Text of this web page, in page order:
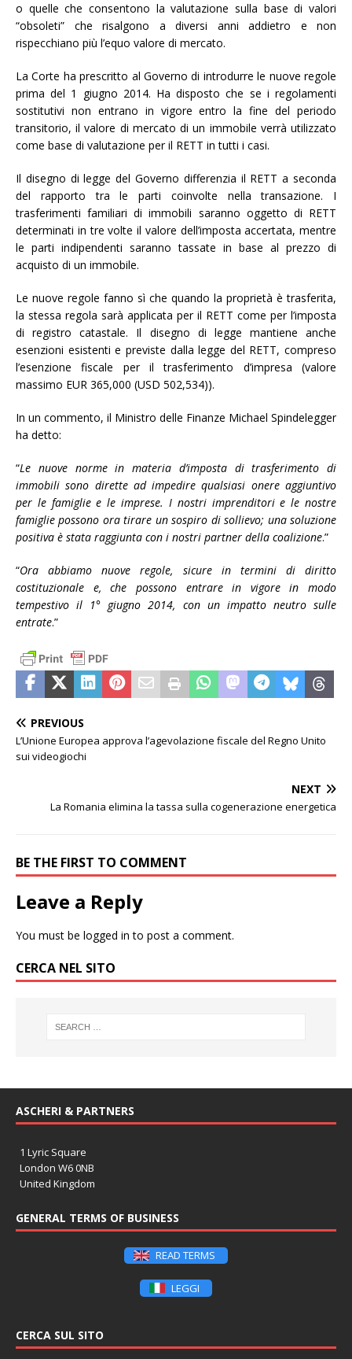
o quelle che consentono la valutazione sulla base di valori
“obsoleti” che risalgono a diversi anni addietro e non
rispecchiano più l’equo valore di mercato.
La Corte ha prescritto al Governo di introdurre le nuove regole
prima del 1 giugno 2014. Ha disposto che se i regolamenti
sostitutivi non entrano in vigore entro la fine del periodo
transitorio, il valore di mercato di un immobile verrà utilizzato
come base di valutazione per il RETT in tutti i casi.
Il disegno di legge del Governo differenzia il RETT a seconda
del rapporto tra le parti coinvolte nella transazione. I
trasferimenti familiari di immobili saranno oggetto di RETT
determinati in tre volte il valore dell’imposta accertata, mentre
le parti indipendenti saranno tassate in base al prezzo di
acquisto di un immobile.
Le nuove regole fanno sì che quando la proprietà è trasferita,
la stessa regola sarà applicata per il RETT come per l’imposta
di registro catastale. Il disegno di legge mantiene anche
esenzioni esistenti e previste dalla legge del RETT, compreso
l’esenzione fiscale per il trasferimento d’impresa (valore
massimo EUR 365,000 (USD 502,534)).
In un commento, il Ministro delle Finanze Michael Spindelegger
ha detto:
“Le nuove norme in materia d’imposta di trasferimento di
immobili sono dirette ad impedire qualsiasi onere aggiuntivo
per le famiglie e le imprese. I nostri imprenditori e le nostre
famiglie possono ora tirare un sospiro di sollievo; una soluzione
positiva è stata raggiunta con i nostri partner della coalizione.”
“Ora abbiamo nuove regole, sicure in termini di diritto
costituzionale e, che possono entrare in vigore in modo
tempestivo il 1° giugno 2014, con un impatto neutro sulle
entrate.”
PREVIOUS
L’Unione Europea approva l’agevolazione fiscale del Regno Unito
sui videogiochi
NEXT
La Romania elimina la tassa sulla cogenerazione energetica
BE THE FIRST TO COMMENT
Leave a Reply
You must be logged in to post a comment.
CERCA NEL SITO
ASCHERI & PARTNERS
1 Lyric Square
London W6 0NB
United Kingdom
GENERAL TERMS OF BUSINESS
READ TERMS
LEGGI
CERCA SUL SITO